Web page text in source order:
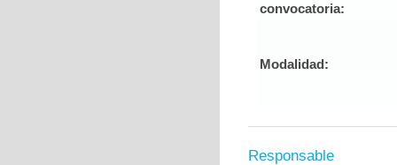
convocatoria:
Modalidad:
Responsable